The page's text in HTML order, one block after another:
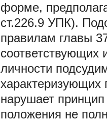
форме,
ст.226.9 УПК).
правилам главы
соответствующих
личности
характеризующих
нарушает
положения не